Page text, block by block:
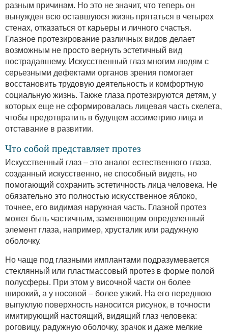
разным причинам. Но это не значит, что теперь он
вынужден всю оставшуюся жизнь прятаться в четырех
стенах, отказаться от карьеры и личного счастья.
Глазное протезирование различных видов делает
возможным не просто вернуть эстетичный вид
пострадавшему. Искусственный глаз многим людям с
серьезными дефектами органов зрения помогает
восстановить трудовую деятельность и комфортную
социальную жизнь. Также глаза протезируются детям, у
которых еще не сформировалась лицевая часть скелета,
чтобы предотвратить в будущем ассиметрию лица и
отставание в развитии.
Что собой представляет протез
Искусственный глаз – это аналог естественного глаза,
созданный искусственно, не способный видеть, но
помогающий сохранить эстетичность лица человека. Не
обязательно это полностью искусственное яблоко,
точнее, его видимая наружная часть. Глазной протез
может быть частичным, заменяющим определенный
элемент глаза, например, хрусталик или радужную
оболочку.
Но чаще под глазными имплантами подразумевается
стеклянный или пластмассовый протез в форме полой
полусферы. При этом у височной части он более
широкий, а у носовой – более узкий. На его переднюю
выпуклую поверхность наносится рисунок, в точности
имитирующий настоящий, видящий глаз человека:
роговицу, радужную оболочку, зрачок и даже мелкие